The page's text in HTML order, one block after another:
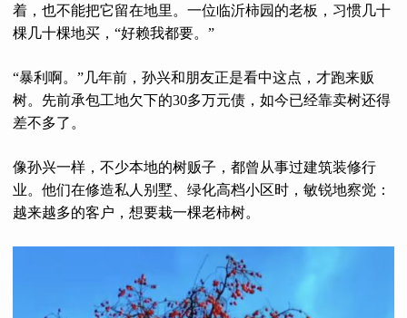
着，也不能把它留在地里。一位临沂柿园的老板，习惯几十
棵几十棵地买，“好赖我都要。”
“暴利啊。”几年前，孙兴和朋友正是看中这点，才跑来贩
树。先前承包工地欠下的30多万元债，如今已经靠卖树还得
差不多了。
像孙兴一样，不少本地的树贩子，都曾从事过建筑装修行
业。他们在修造私人别墅、绿化高档小区时，敏锐地察觉：
越来越多的客户，想要栽一棵老柿树。